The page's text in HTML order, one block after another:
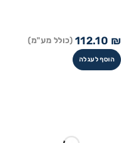
112.10 ₪ (כולל מע"מ)
הוסף לעגלה